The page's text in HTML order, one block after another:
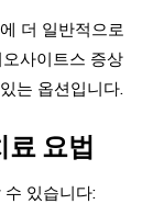
더 일반적으로
사이트스 증상
는 옵션입니다.
료 요법
있습니다: